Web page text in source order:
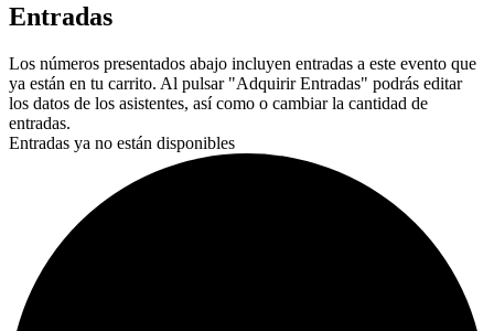
Entradas
Los números presentados abajo incluyen entradas a este evento que
ya están en tu carrito. Al pulsar "Adquirir Entradas" podrás editar
los datos de los asistentes, así como o cambiar la cantidad de
entradas.
Entradas ya no están disponibles